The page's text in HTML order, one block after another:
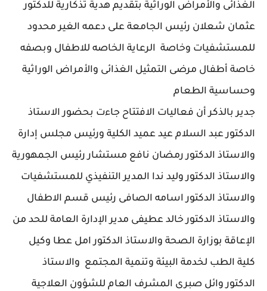
الغذائى والأمراض الوراثية بتقديم هدية تذكارية للدكتور
عثمان شعلان رئيس الجامعة على دعمه الغير محدود
للمستشفيات وخاصة الرعاية الخاصه للاطفال وبصفه
خاصة أطفال مرضى التمثيل الغذائى والأمراض الوراثية
وحساسية الطعام
جدير بالذكر أن فعاليات الافتتاح جاءت بحضور الاستاذ
الدكتور عبد السلام عيد عميد الكلية ورئيس مجلس إدارة
والاستاذ الدكتور رمضان نافع مستشار رئيس الجمهورية
والاستاذ الدكتور وليد ندا المدير التنفيذي للمستشفيات
والاستاذ الدكتور اسامه الصافى رئيس قسم الاطفال
والاستاذ الدكتور خالد عطيفى مدير الإدارة العامة للحد من
الإعاقة بوزارة الصحة والاستاذ الدكتور امل عطا وكيل
كلية الطب لخدمة البيئة وتنمية المجتمع والاستاذ
الدكتور وائل صبرى المشرف العام للشؤون العلاجية